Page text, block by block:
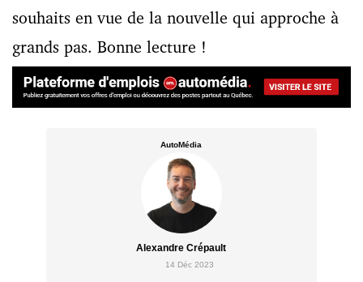
AutoMédia
Alexandre Crépault
14 Déc 2023
souhaits en vue de la nouvelle qui approche à
grands pas. Bonne lecture !